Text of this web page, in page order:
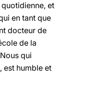
et
en tant que
docteur de
de la
qui
est humble et